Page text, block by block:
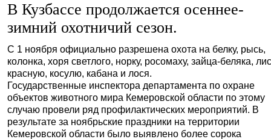
В Кузбассе продолжается осеннее-
зимний охотничий сезон.
С 1 ноября официально разрешена охота на белку, рысь,
колонка, хоря светлого, норку, росомаху, зайца-беляка,
красную, косулю, кабана и лося.
Государственные инспектора департамента по охране
объектов животного мира Кемеровской области по этому
случаю провели ряд профилактических мероприятий. В
результате за ноябрьские праздники на территории
Кемеровской области было выявлено более сорока